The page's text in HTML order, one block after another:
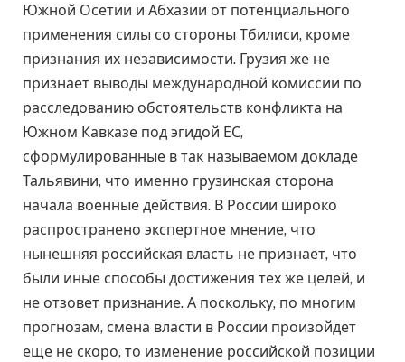
Южной Осетии и Абхазии от потенциального
применения силы со стороны Тбилиси, кроме
признания их независимости. Грузия же не
признает выводы международной комиссии по
расследованию обстоятельств конфликта на
Южном Кавказе под эгидой ЕС,
сформулированные в так называемом докладе
Тальявини, что именно грузинская сторона
начала военные действия. В России широко
распространено экспертное мнение, что
нынешняя российская власть не признает, что
были иные способы достижения тех же целей, и
не отзовет признание. А поскольку, по многим
прогнозам, смена власти в России произойдет
еще не скоро, то изменение российской позиции